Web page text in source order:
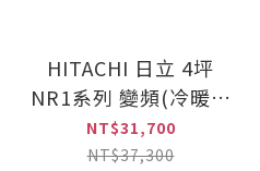
HITACHI 日立 4坪
NR1系列 變頻(冷暖雙
吹)窗型冷氣(RA-
28NR1)
NT$31,700
NT$37,300